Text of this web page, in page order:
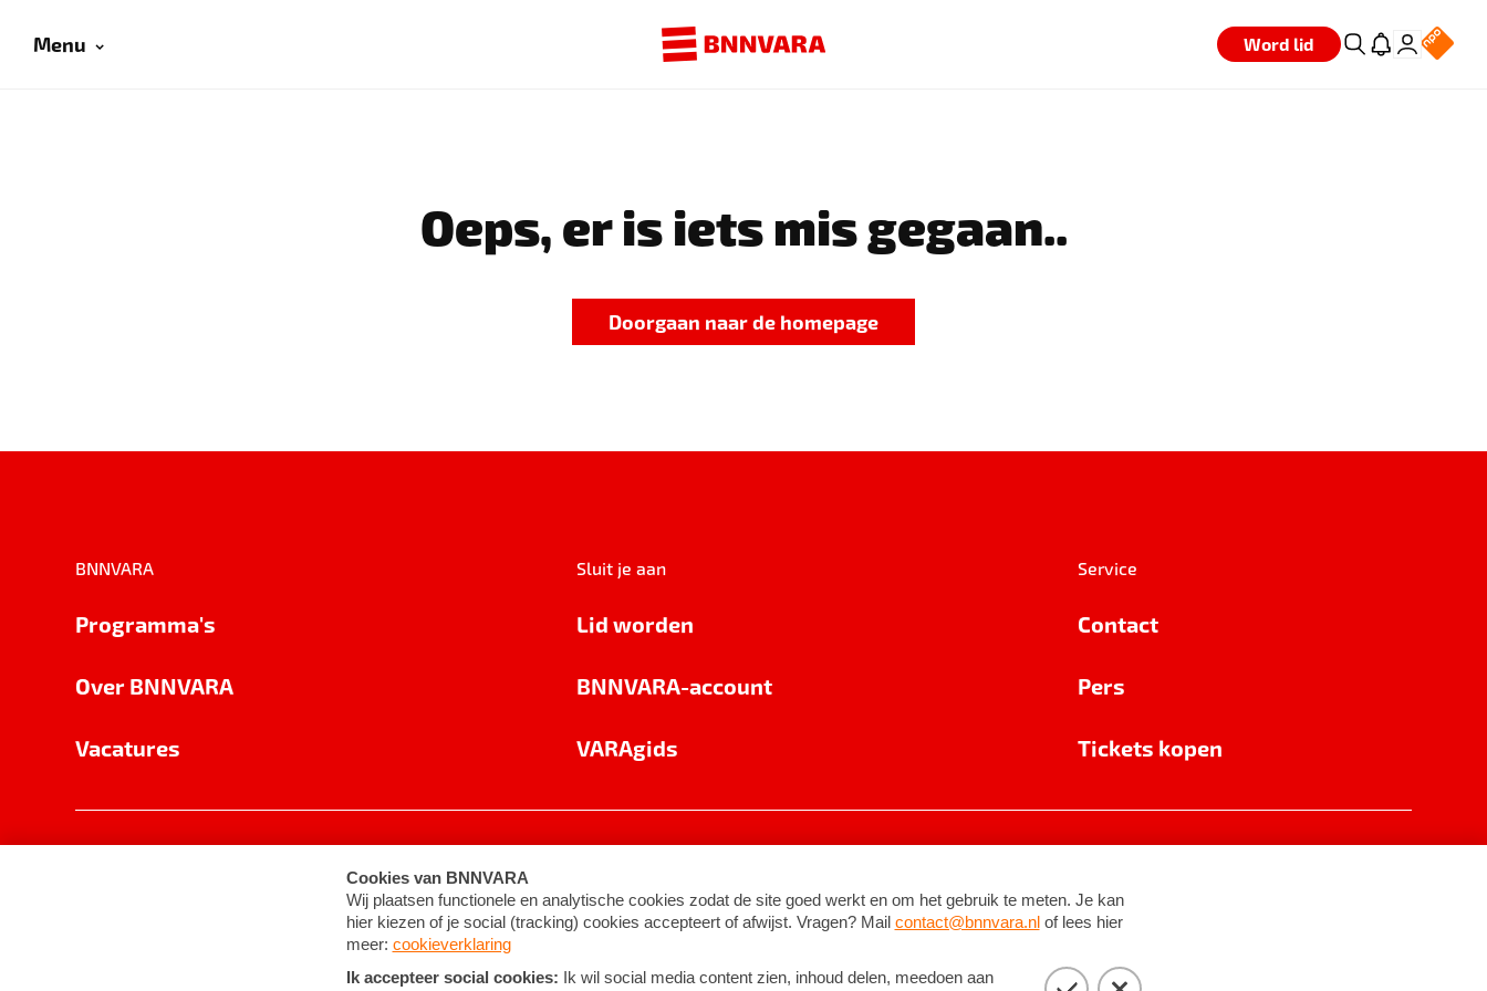
Menu Word lid
Oeps, er is iets mis gegaan..
Doorgaan naar de homepage
BNNVARA
Programma's
Over BNNVARA
Vacatures
Sluit je aan
Lid worden
BNNVARA-account
VARAgids
Service
Contact
Pers
Tickets kopen
Cookie-instellingen Algemene voorwaarden ©2026BNNVARA